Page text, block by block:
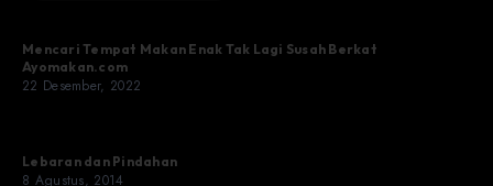
Mencari Tempat Makan Enak Tak Lagi Susah Berkat
Ayomakan.com
22 Desember, 2022
Lebaran dan Pindahan
8 Agustus, 2014